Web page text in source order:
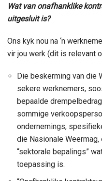
Wat van onafhanklike
uitgesluit is?
Ons kyk nou na ‘n
vir jou werk (dit is relevant
Die beskerming van die
sekere werknemers,
bepaalde
sommige
ondernemings,
die Nasionale
“sektorale bepalings”
toepassing is.